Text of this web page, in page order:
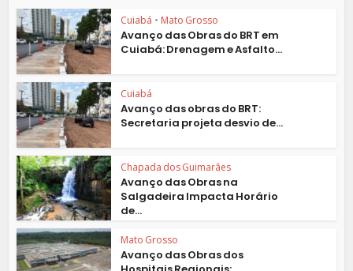
Cuiabá • Mato Grosso
Avanço das Obras do BRT em
Cuiabá: Drenagem e Asfalto...
Cuiabá
Avanço das obras do BRT:
Secretaria projeta desvio de...
Chapada dos Guimarães
Avanço das Obras na
Salgadeira Impacta Horário
de...
Mato Grosso
Avanço das Obras dos